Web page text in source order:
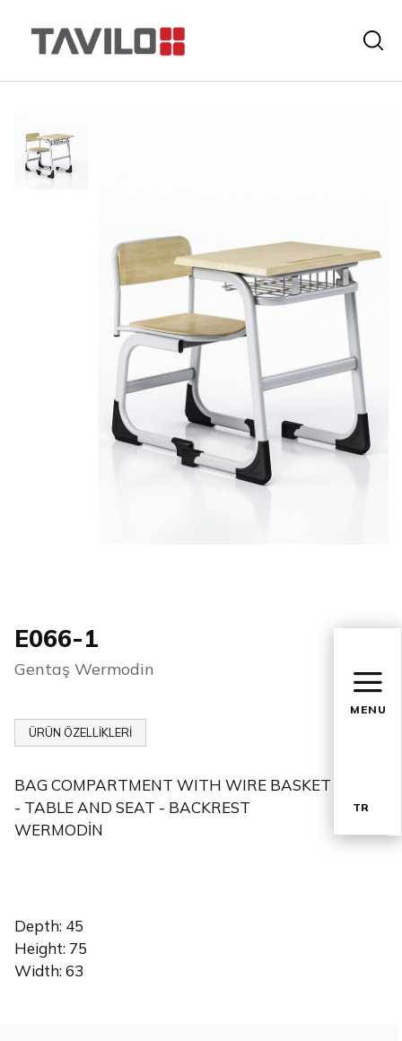
MENU
TR
E066-1
Gentaş Wermodin
ÜRÜN ÖZELLİKLERİ
BAG COMPARTMENT WITH WIRE BASKET
- TABLE AND SEAT - BACKREST
WERMODİN
Depth: 45
Height: 75
Width: 63